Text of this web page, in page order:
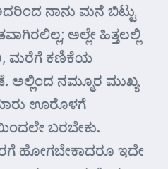
ನಾನು ಮನೆ ಬಿಟ್ಟು
ಅಲ್ಲೇ ಹಿತ್ತಲಲ್ಲಿ
ಮರೆಗೆ ಕಣಿಕೆಯ
ಅಲ್ಲಿಂದ ನಮ್ಮೂರ ಮುಖ್ಯ
ಯಾರು ಊರೊಳಗೆ
ಬರಬೇಕು.
ಹೋಗಬೇಕಾದರೂ ಇದೇ